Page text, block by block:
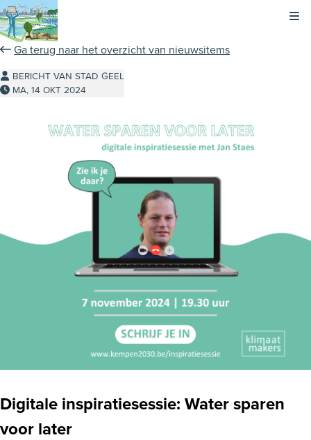
Ga terug naar het overzicht van nieuwsitems
BERICHT VAN STAD GEEL
MA, 14 OKT 2024
Digitale inspiratiesessie: Water sparen
voor later